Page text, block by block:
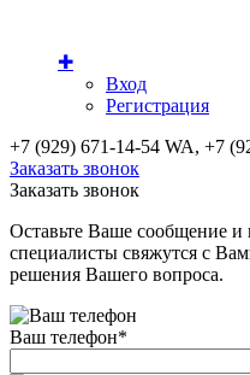
✚
Вход
Регистрация
+7 (929) 671-14-54 WA, +7
Заказать звонок
Заказать звонок
Оставьте Ваше сообщение
специалисты свяжутся с
решения Вашего вопроса.
Ваш телефон*